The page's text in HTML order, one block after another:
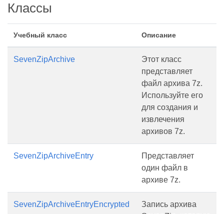
Классы
Учебный класс Описание
SevenZipArchive
Этот класс
представляет
файл архива 7z.
Используйте его
для создания и
извлечения
архивов 7z.
SevenZipArchiveEntry
Представляет
один файл в
архиве 7z.
SevenZipArchiveEntryEncrypted
Запись архива